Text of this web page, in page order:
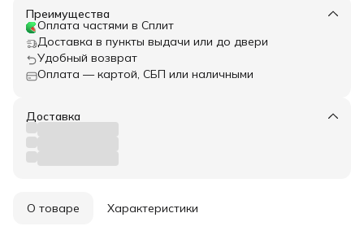
Преимущества
Оплата частями в Сплит
Доставка в пункты выдачи или до двери
Удобный возврат
Оплата — картой, СБП или наличными
Доставка
О товаре Характеристики